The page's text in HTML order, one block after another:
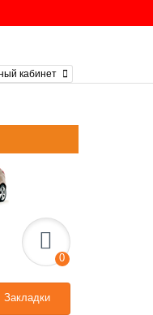
кабинет
0
Закладки